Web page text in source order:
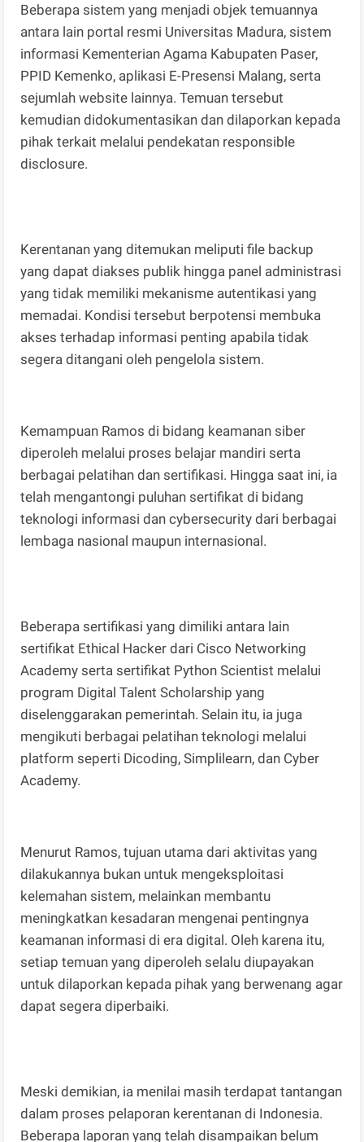
Beberapa sistem yang menjadi objek temuannya
antara lain portal resmi Universitas Madura, sistem
informasi Kementerian Agama Kabupaten Paser,
PPID Kemenko, aplikasi E-Presensi Malang, serta
sejumlah website lainnya. Temuan tersebut
kemudian didokumentasikan dan dilaporkan kepada
pihak terkait melalui pendekatan responsible
disclosure.
Kerentanan yang ditemukan meliputi file backup
yang dapat diakses publik hingga panel administrasi
yang tidak memiliki mekanisme autentikasi yang
memadai. Kondisi tersebut berpotensi membuka
akses terhadap informasi penting apabila tidak
segera ditangani oleh pengelola sistem.
Kemampuan Ramos di bidang keamanan siber
diperoleh melalui proses belajar mandiri serta
berbagai pelatihan dan sertifikasi. Hingga saat ini, ia
telah mengantongi puluhan sertifikat di bidang
teknologi informasi dan cybersecurity dari berbagai
lembaga nasional maupun internasional.
Beberapa sertifikasi yang dimiliki antara lain
sertifikat Ethical Hacker dari Cisco Networking
Academy serta sertifikat Python Scientist melalui
program Digital Talent Scholarship yang
diselenggarakan pemerintah. Selain itu, ia juga
mengikuti berbagai pelatihan teknologi melalui
platform seperti Dicoding, Simplilearn, dan Cyber
Academy.
Menurut Ramos, tujuan utama dari aktivitas yang
dilakukannya bukan untuk mengeksploitasi
kelemahan sistem, melainkan membantu
meningkatkan kesadaran mengenai pentingnya
keamanan informasi di era digital. Oleh karena itu,
setiap temuan yang diperoleh selalu diupayakan
untuk dilaporkan kepada pihak yang berwenang agar
dapat segera diperbaiki.
Meski demikian, ia menilai masih terdapat tantangan
dalam proses pelaporan kerentanan di Indonesia.
Beberapa laporan yang telah disampaikan belum